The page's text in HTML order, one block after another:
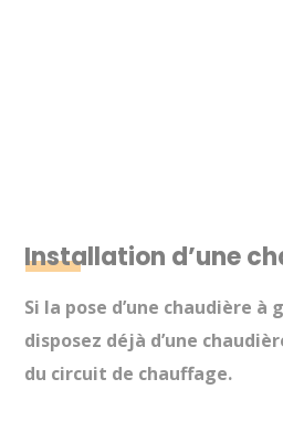
Installation d’une
Si la pose d’une chaudière à
disposez déjà d’une
du circuit de chauffage.